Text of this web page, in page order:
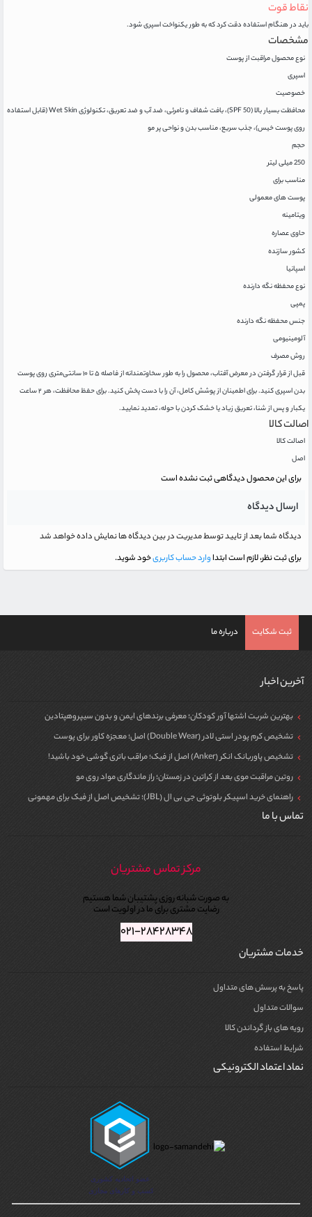
نقاط قوت
باید در هنگام استفاده دقت کرد که به طور یکنواخت اسپری شود.
مشخصات
نوع محصول مراقبت از پوست
اسپری
خصوصیت
محافظت بسیار بالا (SPF 50)، بافت شفاف و نامرئی، ضد آب و ضد تعریق، تکنولوژی Wet Skin (قابل استفاده
روی پوست خیس)، جذب سریع، مناسب بدن و نواحی پر مو
حجم
250 میلی لیتر
مناسب برای
پوست های معمولی
ویتامینه
حاوی عصاره
کشور سازنده
اسپانیا
نوع محفظه نگه دارنده
پمپی
جنس محفظه نگه دارنده
آلومینیومی
روش مصرف
قبل از قرار گرفتن در معرض آفتاب، محصول را به طور سخاوتمندانه از فاصله ۵ تا ۱۰ سانتی‌متری روی پوست
بدن اسپری کنید. برای اطمینان از پوشش کامل، آن را با دست پخش کنید. برای حفظ محافظت، هر ۲ ساعت
یکبار و پس از شنا، تعریق زیاد یا خشک کردن با حوله، تمدید نمایید.
اصالت کالا
اصالت کالا
اصل
برای این محصول دیدگاهی ثبت نشده است
ارسال دیدگاه
دیدگاه شما بعد از تایید توسط مدیریت در بین دیدگاه ها نمایش داده خواهد شد
برای ثبت نظر، لازم است ابتداوارد حساب کاربریخود شوید.
ثبت شکایت درباره ما
آخرین اخبار
بهترین شربت اشتها آور کودکان؛ معرفی برندهای ایمن و بدون سیپروهپتادین
تشخیص کرم پودر استی لادر (Double Wear) اصل؛ معجزه کاور برای پوست
تشخیص پاوربانک انکر (Anker) اصل از فیک؛ مراقب باتری گوشی خود باشید!
روتین مراقبت موی بعد از کراتین در زمستان؛ راز ماندگاری مواد روی مو
راهنمای خرید اسپیکر بلوتوثی جی بی ال (JBL)؛ تشخیص اصل از فیک برای مهمونی
تماس با ما
مرکز تماس مشتریان
به صورت شبانه روزی پشتیبان شما هستیم
رضایت مشتری برای ما در اولویت است
۰۲۱-۲۸۴۲۸۳۴۸
خدمات مشتریان
پاسخ به پرسش های متداول
سوالات متداول
رویه های باز گرداندن کالا
شرایط استفاده
نماد اعتماد الکترونیکی